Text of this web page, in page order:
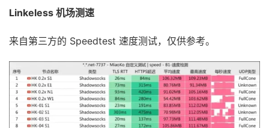
Linkeless 机场测速
来自第三方的 Speedtest 速度测试，仅供参考。